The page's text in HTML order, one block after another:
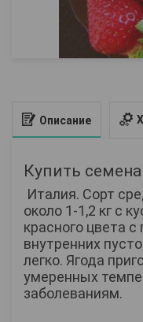
Описание
Купить
Италия. Сорт
около 1-1,2 кг с
красного цвета
внутренних
легко. Ягода
умеренных
заболеваниям.